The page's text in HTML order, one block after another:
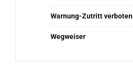
Warnung-Zutritt verboten
Wegweiser